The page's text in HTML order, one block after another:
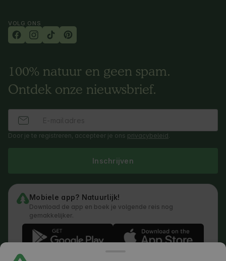
VOLG ONS
100% natuur en geen spam.
Ontdek onze nieuwsbrief.
Door je te registreren, accepteer je ons privacybeleid.
Inschrijven
Mobiele app? Natuurlijk!
Download de app en boek je volgende reis nog
gemakkelijker.